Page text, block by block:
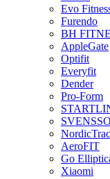
Evo
Furendo
BH
AppleGate
Optifit
Everyfit
Dender
Pro-Form
AeroFIT
Go
Xiaomi